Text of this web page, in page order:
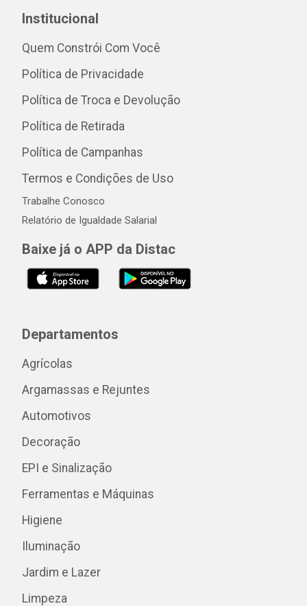
Institucional
Quem Constrói Com Você
Política de Privacidade
Política de Troca e Devolução
Política de Retirada
Política de Campanhas
Termos e Condições de Uso
Trabalhe Conosco
Relatório de Igualdade Salarial
Baixe já o APP da Distac
Departamentos
Agrícolas
Argamassas e Rejuntes
Automotivos
Decoração
EPI e Sinalização
Ferramentas e Máquinas
Higiene
Iluminação
Jardim e Lazer
Limpeza